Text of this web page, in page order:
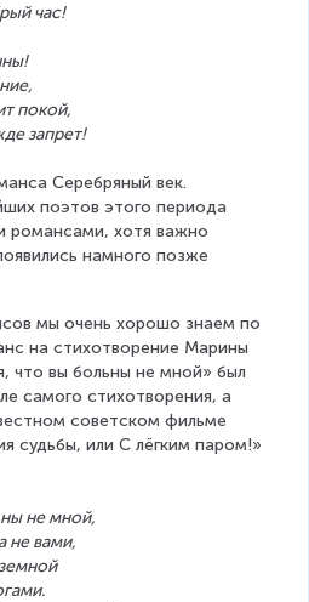
час!
покой,
запрет!
Серебряный век.
поэтов этого периода
романсами, хотя важно
намного позже
мы очень хорошо знаем по
на стихотворение Марины
что вы больны не мной» был
самого стихотворения, а
советском фильме
судьбы, или С лёгким паром!»
не мной,
не вами,